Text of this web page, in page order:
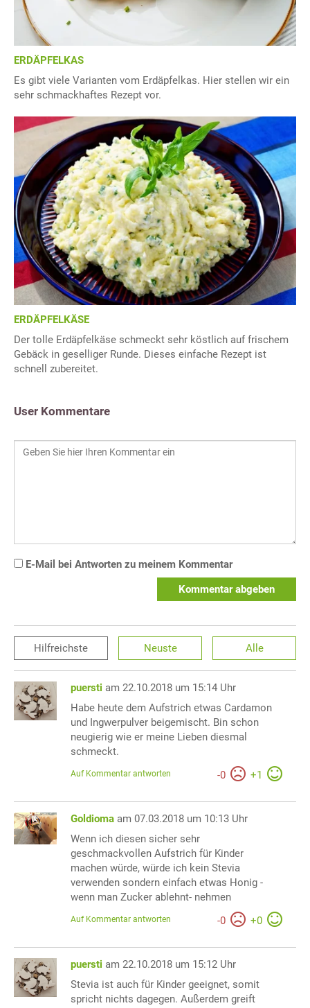
ERDÄPFELKAS
Es gibt viele Varianten vom Erdäpfelkas. Hier stellen wir ein
sehr schmackhaftes Rezept vor.
ERDÄPFELKÄSE
Der tolle Erdäpfelkäse schmeckt sehr köstlich auf frischem
Gebäck in geselliger Runde. Dieses einfache Rezept ist
schnell zubereitet.
User Kommentare
E-Mail bei Antworten zu meinem Kommentar
Kommentar abgeben
Hilfreichste Neuste Alle
puersti am 22.10.2018 um 15:14 Uhr
Habe heute dem Aufstrich etwas Cardamon
und Ingwerpulver beigemischt. Bin schon
neugierig wie er meine Lieben diesmal
schmeckt.
-0 +1
Auf Kommentar antworten
Goldioma am 07.03.2018 um 10:13 Uhr
Wenn ich diesen sicher sehr
geschmackvollen Aufstrich für Kinder
machen würde, würde ich kein Stevia
verwenden sondern einfach etwas Honig -
wenn man Zucker ablehnt- nehmen
-0 +0
Auf Kommentar antworten
puersti am 22.10.2018 um 15:12 Uhr
Stevia ist auch für Kinder geeignet, somit
spricht nichts dagegen. Außerdem greift